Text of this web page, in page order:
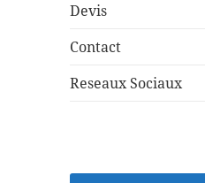
Devis
Contact
Reseaux Sociaux